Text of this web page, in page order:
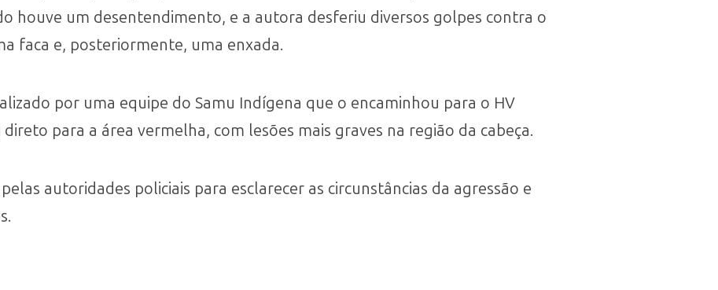
houve um desentendimento, e a autora desferiu diversos golpes contra o
faca e, posteriormente, uma enxada.
por uma equipe do Samu Indígena que o encaminhou para o HV
para a área vermelha, com lesões mais graves na região da cabeça.
autoridades policiais para esclarecer as circunstâncias da agressão e